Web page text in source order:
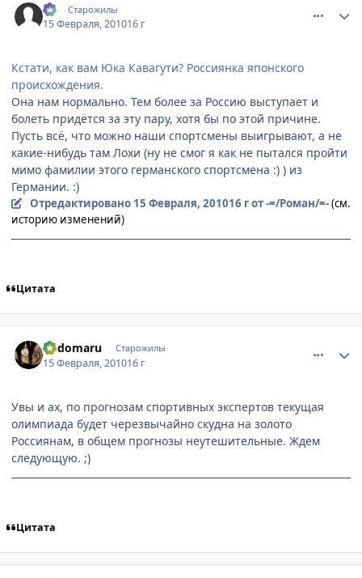
:-) Старожилы
15 Февраля, 201016 г
Кстати, как вам Юка Кавагути? Россиянка японского
происхождения.
Она нам нормально. Тем более за Россию выступает и
болеть придётся за эту пару, хотя бы по этой причине.
Пусть всё, что можно наши спортсмены выигрывают, а не
какие-нибудь там Лохи (ну не смог я как не пытался пройти
мимо фамилии этого германского спортсмена :) ) из
Германии. :)
Отредактировано 15 Февраля, 201016 гот -=/Роман/=-(см.
историю изменений)
Цитата
Gedomaru Старожилы
15 Февраля, 201016 г
Увы и ах, по прогнозам спортивных экспертов текущая
олимпиада будет черезвычайно скудна на золото
Россиянам, в общем прогнозы неутешительные. Ждем
следующую. ;)
Цитата